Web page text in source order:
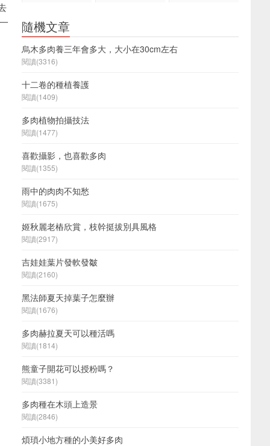
隨機文章
烏木多肉養三年會多大，大小在30cm左右
閱讀(3316)
十二卷的種植養護
閱讀(1409)
多肉植物拍攝技法
閱讀(1477)
喜歡攝影，也喜歡多肉
閱讀(1355)
雨中的肉肉不知愁
閱讀(1675)
姬秋麗老樁欣賞，枝幹挺拔別具風格
閱讀(2917)
吉娃娃葉片發軟發皺
閱讀(2160)
黑法師夏天掉葉子怎麼辦
閱讀(1676)
多肉赫拉夏天可以種活嗎
閱讀(1814)
熊童子開花可以授粉嗎？
閱讀(3381)
多肉種在木頭上造景
閱讀(2846)
煩瑣小地方種的小美好多肉